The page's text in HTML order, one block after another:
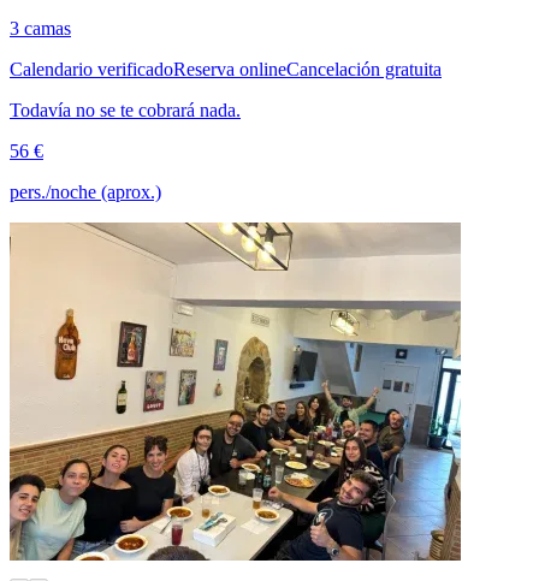
3 camas
Calendario verificadoReserva onlineCancelación gratuita
Todavía no se te cobrará nada.
56 €
pers./noche (aprox.)